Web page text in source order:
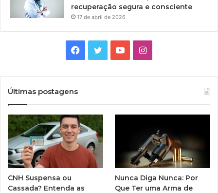
recuperação segura e consciente
17 de abril de 2026
Facebook
TwitterYouTubeInstagram
Últimas postagens
CNH Suspensa ou
Cassada? Entenda as
Nunca Diga Nunca: Por
Que Ter uma Arma de